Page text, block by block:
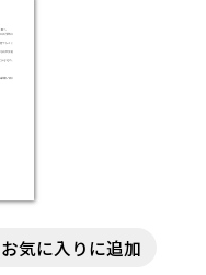
お気に入りに追加